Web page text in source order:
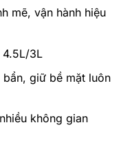
mẽ, vận hành hiệu
3L
bẩn, giữ bề mặt luôn
không gian